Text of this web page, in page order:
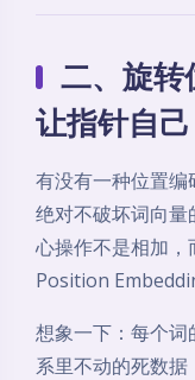
二、旋转
让指针自
有没有一种位置编
绝对不破坏词向
心操作不是相加，
Position
想象一下：每个
系里不动的死数据